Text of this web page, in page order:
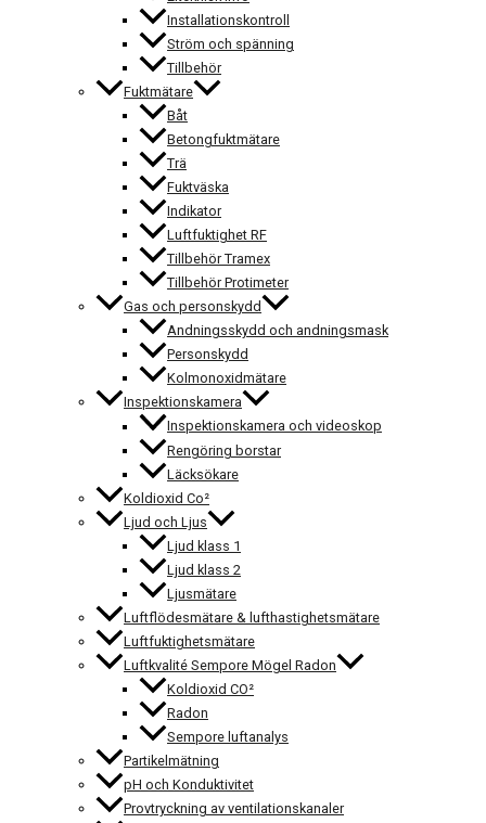
Installationskontroll
Ström och spänning
Tillbehör
Fuktmätare
Båt
Betongfuktmätare
Trä
Fuktväska
Indikator
Luftfuktighet RF
Tillbehör Tramex
Tillbehör Protimeter
Gas och personskydd
Andningsskydd och andningsmask
Personskydd
Kolmonoxidmätare
Inspektionskamera
Inspektionskamera och videoskop
Rengöring borstar
Läcksökare
Koldioxid Co²
Ljud och Ljus
Ljud klass 1
Ljud klass 2
Ljusmätare
Luftflödesmätare & lufthastighetsmätare
Luftfuktighetsmätare
Luftkvalité Sempore Mögel Radon
Koldioxid CO²
Radon
Sempore luftanalys
Partikelmätning
pH och Konduktivitet
Provtryckning av ventilationskanaler